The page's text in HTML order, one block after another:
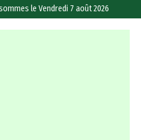
leVendredi 7 août 2026